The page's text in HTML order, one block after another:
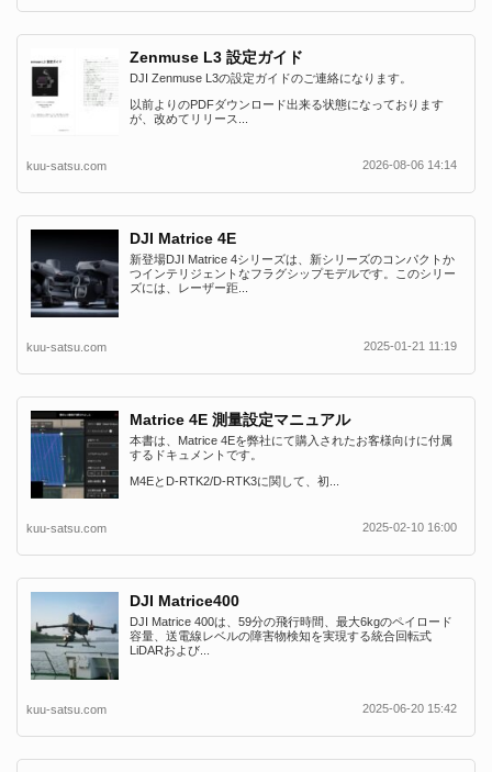
Zenmuse L3 設定ガイド
DJI Zenmuse L3の設定ガイドのご連絡になります。
以前よりのPDFダウンロード出来る状態になっております
が、改めてリリース...
kuu-satsu.com 2026-08-06 14:14
DJI Matrice 4E
新登場DJI Matrice 4シリーズは、新シリーズのコンパクトか
つインテリジェントなフラグシップモデルです。このシリー
ズには、レーザー距...
kuu-satsu.com 2025-01-21 11:19
Matrice 4E 測量設定マニュアル
本書は、Matrice 4Eを弊社にて購入されたお客様向けに付属
するドキュメントです。
M4EとD-RTK2/D-RTK3に関して、初...
kuu-satsu.com 2025-02-10 16:00
DJI Matrice400
DJI Matrice 400は、59分の飛行時間、最大6kgのペイロード
容量、送電線レベルの障害物検知を実現する統合回転式
LiDARおよび...
kuu-satsu.com 2025-06-20 15:42